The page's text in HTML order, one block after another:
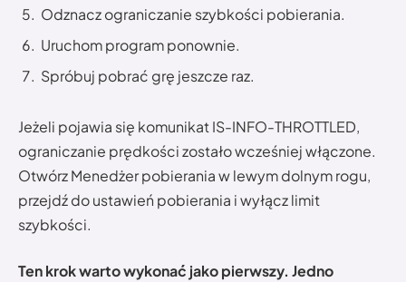
Odznacz ograniczanie szybkości pobierania.
Uruchom program ponownie.
Spróbuj pobrać grę jeszcze raz.
Jeżeli pojawia się komunikat IS-INFO-THROTTLED,
ograniczanie prędkości zostało wcześniej włączone.
Otwórz Menedżer pobierania w lewym dolnym rogu,
przejdź do ustawień pobierania i wyłącz limit
szybkości.
Ten krok warto wykonać jako pierwszy. Jedno